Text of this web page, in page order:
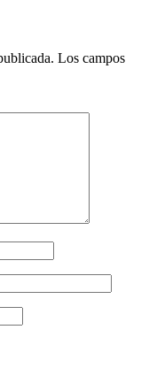
Los campos